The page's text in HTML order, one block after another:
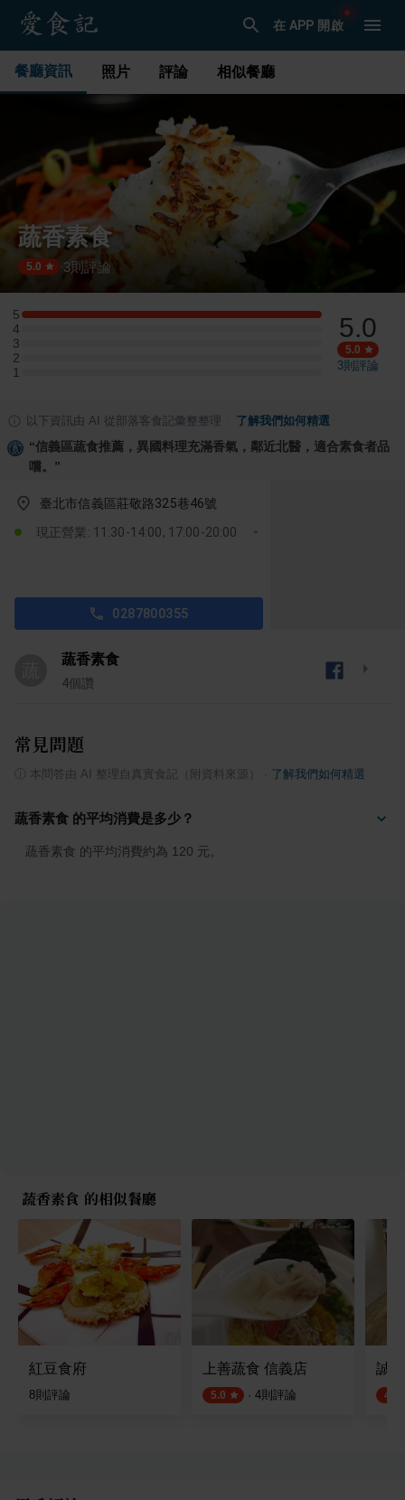
在 APP 開啟
餐廳資訊 照片 評論 相似餐廳
蔬香素食
5.0 · 3則評論
5
5 星：1 則評論
4
4 星：0 則評論
3
3 星：0 則評論
2
2 星：0 則評論
1
1 星：0 則評論
5.0
5.0
3則評論
以下資訊由 AI 從部落客食記彙整整理 了解我們如何精選
“信義區蔬食推薦，異國料理充滿香氣，鄰近北醫，適合素食者品
嚐。 ”
臺北市信義區莊敬路325巷46號
現正營業: 11:30-14:00, 17:00-20:00
0287800355
蔬香素食
4個讚
常見問題
本問答由 AI 整理自真實食記（附資料來源） 了解我們如何精選
蔬香素食 的平均消費是多少？
蔬香素食 的平均消費約為 120 元。
蔬香素食 的相似餐廳
紅豆食府
8則評論
上善蔬食 信義店
5.0 · 4則評論
誠
4.5